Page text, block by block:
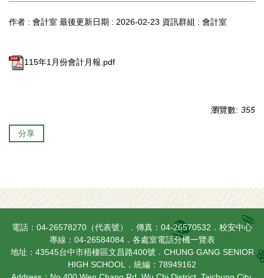
作者 : 會計室 最後更新日期 : 2026-02-23 資訊群組 : 會計室
115年1月份會計月報.pdf
瀏覽數: 355
分享
電話：04-26578270（代表號）．傳真：04-26570532．校安中心
專線：04-26584084． 各處室電話分機一覽表
地址：43545台中市梧棲區文昌路400號．CHUNG GANG SENIOR
HIGH SCHOOL．統編：78949162